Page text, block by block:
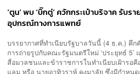
‘ตูน’ พบ ‘บิ๊กตู่’ ควักกระเป๋าบริจาค รับร
อุปกรณ์ทางการแพทย์
บรรยากาศที่ทำเนียบรัฐบาลวันนี้ (4 ธ.ค.) คึก
การถ่ายรูปกับคณะรัฐมนตรีใหม่ ‘ประยุทธ์
สื่อมวลชนและข้าราชการในทำเนียบเฝ้ารอ
แลม หรือ นายอาทิวราห์ คงมาลัย ซึ่งมีกำหนด